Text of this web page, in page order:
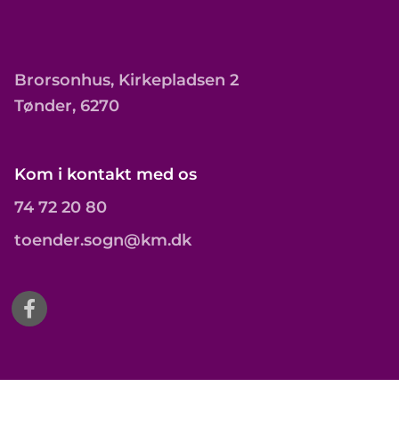
Brorsonhus, Kirkepladsen 2
Tønder, 6270
Kom i kontakt med os
74 72 20 80
toender.sogn@km.dk